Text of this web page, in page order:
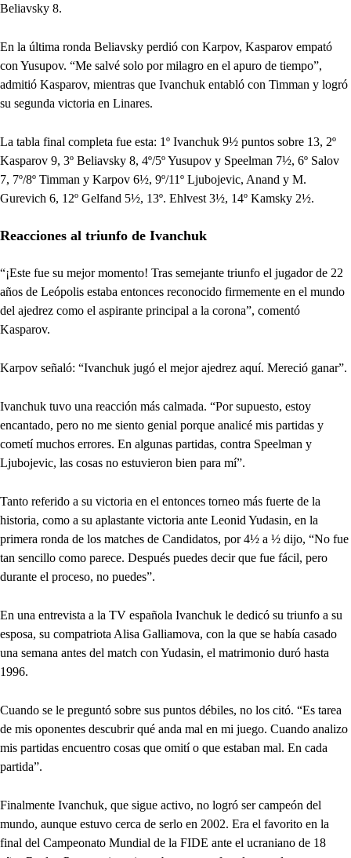
Beliavsky 8.
En la última ronda Beliavsky perdió con Karpov, Kasparov empató
con Yusupov. “Me salvé solo por milagro en el apuro de tiempo”,
admitió Kasparov, mientras que Ivanchuk entabló con Timman y logró
su segunda victoria en Linares.
La tabla final completa fue esta: 1º Ivanchuk 9½ puntos sobre 13, 2º
Kasparov 9, 3º Beliavsky 8, 4º/5º Yusupov y Speelman 7½, 6º Salov
7, 7º/8º Timman y Karpov 6½, 9º/11º Ljubojevic, Anand y M.
Gurevich 6, 12º Gelfand 5½, 13º. Ehlvest 3½, 14º Kamsky 2½.
Reacciones al triunfo de Ivanchuk
“¡Este fue su mejor momento! Tras semejante triunfo el jugador de 22
años de Leópolis estaba entonces reconocido firmemente en el mundo
del ajedrez como el aspirante principal a la corona”, comentó
Kasparov.
Karpov señaló: “Ivanchuk jugó el mejor ajedrez aquí. Mereció ganar”.
Ivanchuk tuvo una reacción más calmada. “Por supuesto, estoy
encantado, pero no me siento genial porque analicé mis partidas y
cometí muchos errores. En algunas partidas, contra Speelman y
Ljubojevic, las cosas no estuvieron bien para mí”.
Tanto referido a su victoria en el entonces torneo más fuerte de la
historia, como a su aplastante victoria ante Leonid Yudasin, en la
primera ronda de los matches de Candidatos, por 4½ a ½ dijo, “No fue
tan sencillo como parece. Después puedes decir que fue fácil, pero
durante el proceso, no puedes”.
En una entrevista a la TV española Ivanchuk le dedicó su triunfo a su
esposa, su compatriota Alisa Galliamova, con la que se había casado
una semana antes del match con Yudasin, el matrimonio duró hasta
1996.
Cuando se le preguntó sobre sus puntos débiles, no los citó. “Es tarea
de mis oponentes descubrir qué anda mal en mi juego. Cuando analizo
mis partidas encuentro cosas que omití o que estaban mal. En cada
partida”.
Finalmente Ivanchuk, que sigue activo, no logró ser campeón del
mundo, aunque estuvo cerca de serlo en 2002. Era el favorito en la
final del Campeonato Mundial de la FIDE ante el ucraniano de 18